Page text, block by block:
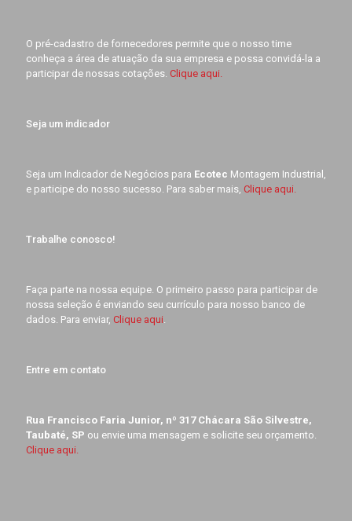
O pré-cadastro de fornecedores permite que o nosso time
conheça a área de atuação da sua empresa e possa convidá-la a
participar de nossas cotações. Clique aqui.
Seja um indicador
Seja um Indicador de Negócios para Ecotec Montagem Industrial,
e participe do nosso sucesso. Para saber mais, Clique aqui.
Trabalhe conosco!
Faça parte na nossa equipe. O primeiro passo para participar de
nossa seleção é enviando seu currículo para nosso banco de
dados. Para enviar, Clique aqui.
Entre em contato
Rua Francisco Faria Junior, nº 317 Chácara São Silvestre,
Taubaté, SP ou envie uma mensagem e solicite seu orçamento.
Clique aqui.